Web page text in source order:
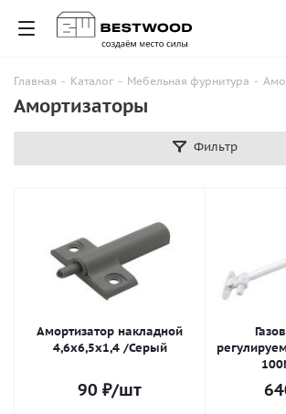
Главная - Каталог - Мебельная фурнитура -
Амортизаторы
Фильтр
Амортизатор накладной
4,6х6,5х1,4 /Серый
90 ₽/шт